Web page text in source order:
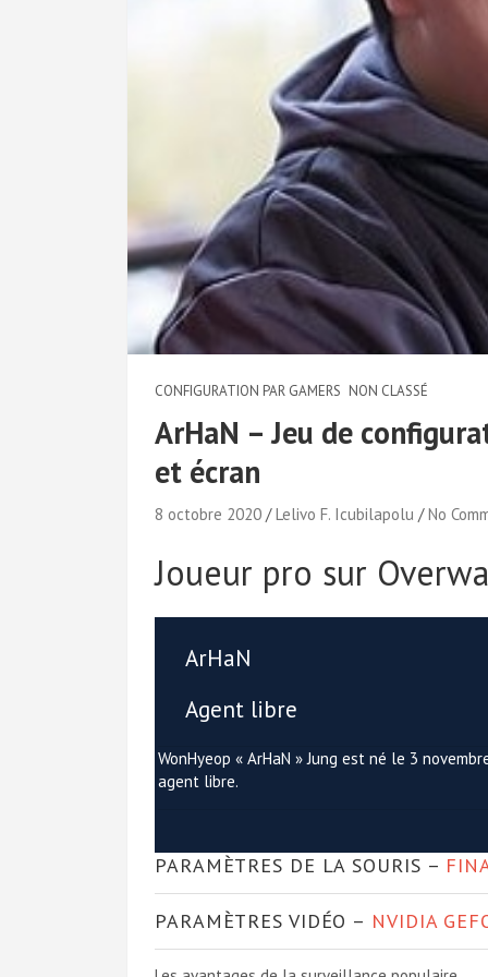
CONFIGURATION PAR GAMERS NON CLASSÉ
ArHaN – Jeu de
et écran
8 octobre 2020 Lelivo F. Icubilapolu No
Joueur pro sur
ArHaN
Agent libre
WonHyeop « ArHaN » Jung est né le 3
agent libre.
PARAMÈTRES DE LA SOURIS –
PARAMÈTRES VIDÉO – NVIDIA